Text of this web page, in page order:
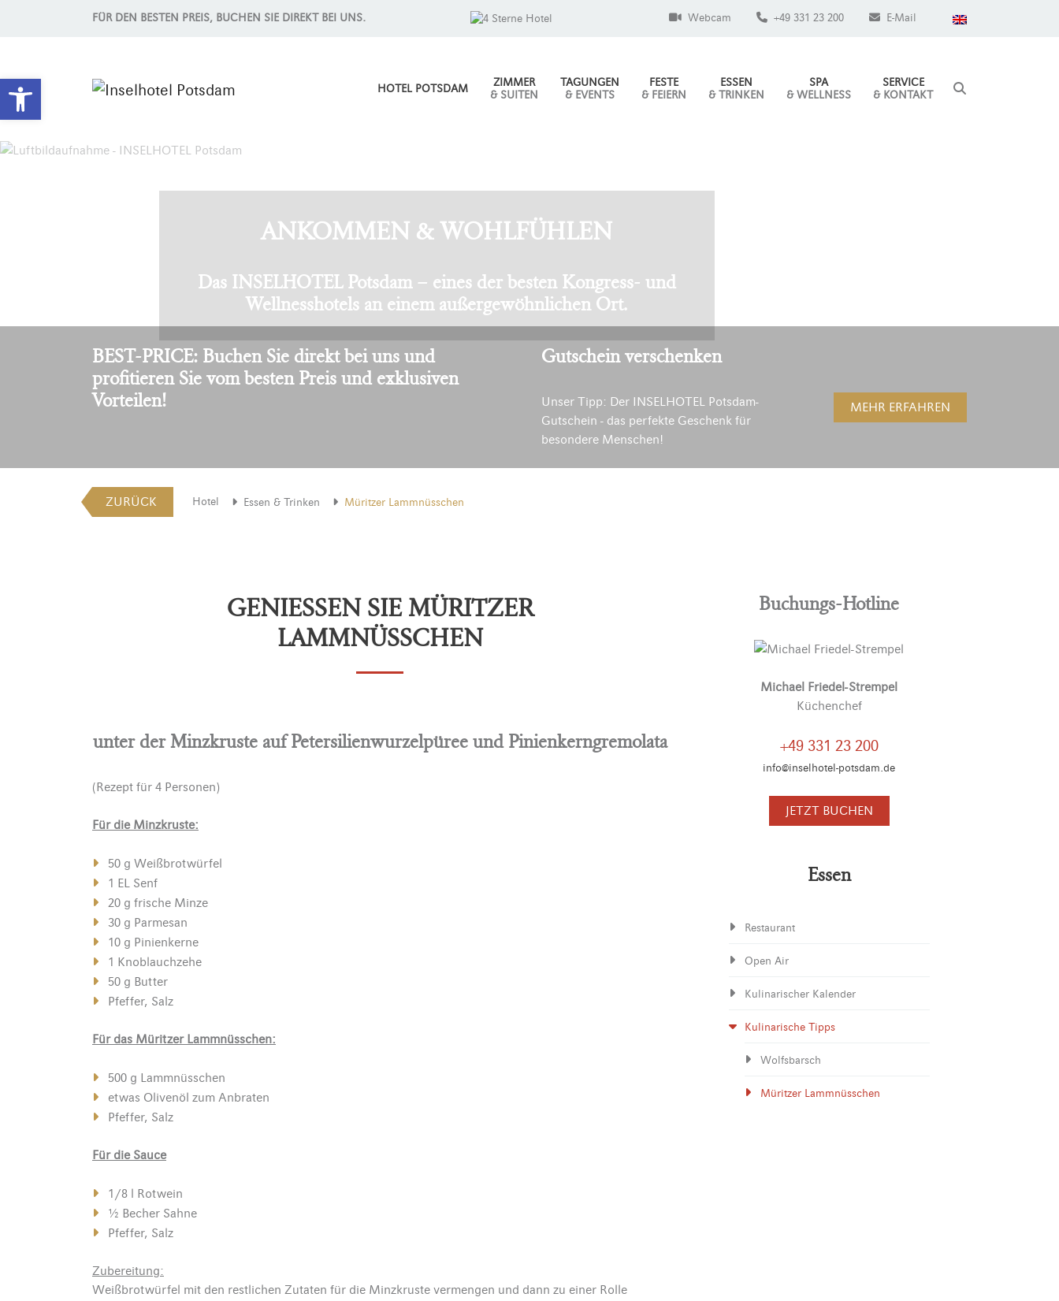
Werkzeugleiste öffnen
FÜR DEN BESTEN PREIS, BUCHEN SIE DIREKT BEI UNS. Webcam +49 331 23 200 E-Mail
HOTEL POTSDAM
ZIMMER
& SUITEN
TAGUNGEN
& EVENTS
FESTE
& FEIERN
ESSEN
& TRINKEN
SPA
& WELLNESS
SERVICE
& KONTAKT
BEST-PRICE: Buchen Sie direkt bei uns und
profitieren Sie vom besten Preis und exklusiven
Vorteilen!
Gutschein verschenken
Unser Tipp: Der INSELHOTEL Potsdam-
Gutschein - das perfekte Geschenk für
besondere Menschen!
MEHR ERFAHREN
ZURÜCK Hotel Essen & Trinken Müritzer Lammnüsschen
GENIESSEN SIE MÜRITZER
LAMMNÜSSCHEN
unter der Minzkruste auf Petersilienwurzelpüree und Pinienkerngremolata
(Rezept für 4 Personen)
Für die Minzkruste:
50 g Weißbrotwürfel
1 EL Senf
20 g frische Minze
30 g Parmesan
10 g Pinienkerne
1 Knoblauchzehe
50 g Butter
Pfeffer, Salz
Für das Müritzer Lammnüsschen:
500 g Lammnüsschen
etwas Olivenöl zum Anbraten
Pfeffer, Salz
Für die Sauce
1/8 l Rotwein
½ Becher Sahne
Pfeffer, Salz
Zubereitung:
Weißbrotwürfel mit den restlichen Zutaten für die Minzkruste vermengen und dann zu einer Rolle
Buchungs-Hotline
Michael Friedel-Strempel
Küchenchef
+49 331 23 200
info@inselhotel-potsdam.de
JETZT BUCHEN
Essen
Restaurant
Open Air
Kulinarischer Kalender
Kulinarische Tipps
Wolfsbarsch
Müritzer Lammnüsschen